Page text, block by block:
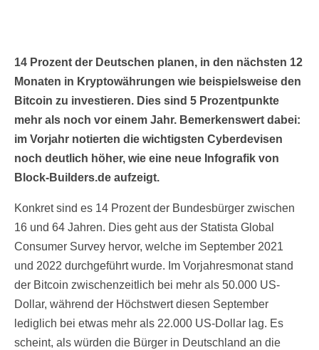
14 Prozent der Deutschen planen, in den nächsten 12
Monaten in Kryptowährungen wie beispielsweise den
Bitcoin zu investieren. Dies sind 5 Prozentpunkte
mehr als noch vor einem Jahr. Bemerkenswert dabei:
im Vorjahr notierten die wichtigsten Cyberdevisen
noch deutlich höher, wie eine neue Infografik von
Block-Builders.de aufzeigt.
Konkret sind es 14 Prozent der Bundesbürger zwischen
16 und 64 Jahren. Dies geht aus der Statista Global
Consumer Survey hervor, welche im September 2021
und 2022 durchgeführt wurde. Im Vorjahresmonat stand
der Bitcoin zwischenzeitlich bei mehr als 50.000 US-
Dollar, während der Höchstwert diesen September
lediglich bei etwas mehr als 22.000 US-Dollar lag. Es
scheint, als würden die Bürger in Deutschland an die